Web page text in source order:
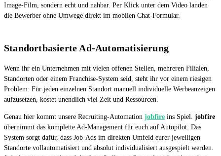
Image-Film, sondern echt und nahbar. Per Klick unter dem Video landen
die Bewerber ohne Umwege direkt im mobilen Chat-Formular.
Standortbasierte Ad-Automatisierung
Wenn ihr ein Unternehmen mit vielen offenen Stellen, mehreren Filialen,
Standorten oder einem Franchise-System seid, steht ihr vor einem riesigen
Problem: Für jeden einzelnen Standort manuell individuelle Werbeanzeigen
aufzusetzen, kostet unendlich viel Zeit und Ressourcen.
Genau hier kommt unsere Recruiting-Automation jobfire ins Spiel. jobfire
übernimmt das komplette Ad-Management für euch auf Autopilot. Das
System sorgt dafür, dass Job-Ads im direkten Umfeld eurer jeweiligen
Standorte vollautomatisiert und absolut individualisiert ausgespielt werden.